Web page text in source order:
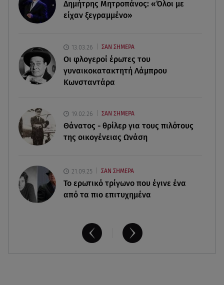
06.08.26 , 07:50
06.08.26 , 07:29
Φωτιά τώρα στη Σητεία - Ήχησε το 112
Εορτολόγιο: Ποιοι γιορτάζουν στις 6 Αυγούστου
Δημήτρης Μητροπάνος: «Όλοι με
είχαν ξεγραμμένο»
13.03.26 ΣΑΝ ΣΗΜΕΡΑ
Οι φλογεροί έρωτες του
γυναικοκατακτητή Λάμπρου
Κωνσταντάρα
19.02.26 ΣΑΝ ΣΗΜΕΡΑ
Θάνατος - θρίλερ για τους πιλότους
της οικογένειας Ωνάση
21.09.25 ΣΑΝ ΣΗΜΕΡΑ
Το ερωτικό τρίγωνο που έγινε ένα
από τα πιο επιτυχημένα